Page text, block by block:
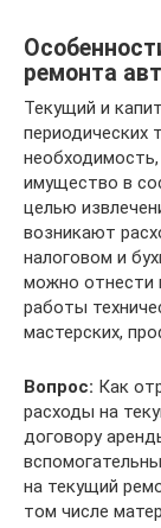
ремонта
Текущий и
периодических
имущество в
целью
возникают
налоговом и
можно отнести
работы
мастерских,
Вопрос: Как
расходы на
договору
на текущий
том числе